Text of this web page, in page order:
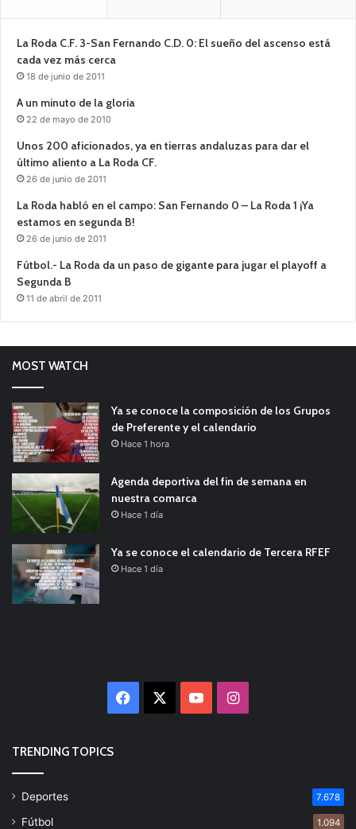
La Roda C.F. 3-San Fernando C.D. 0: El sueño del ascenso está
cada vez más cerca
18 de junio de 2011
A un minuto de la gloria
22 de mayo de 2010
Unos 200 aficionados, ya en tierras andaluzas para dar el
último aliento a La Roda CF.
26 de junio de 2011
La Roda habló en el campo: San Fernando 0 – La Roda 1 ¡Ya
estamos en segunda B!
26 de junio de 2011
Fútbol.- La Roda da un paso de gigante para jugar el playoff a
Segunda B
11 de abril de 2011
MOST WATCH
Ya se conoce la composición de los Grupos
de Preferente y el calendario
Hace 1 hora
Agenda deportiva del fin de semana en
nuestra comarca
Hace 1 día
Ya se conoce el calendario de Tercera RFEF
Hace 1 día
Facebook YouTubeInstagram
TRENDING TOPICS
Deportes 7.678
Fútbol 1.094